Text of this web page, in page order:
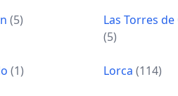
(5)
Las Torres
(5)
(1) Lorca (114)